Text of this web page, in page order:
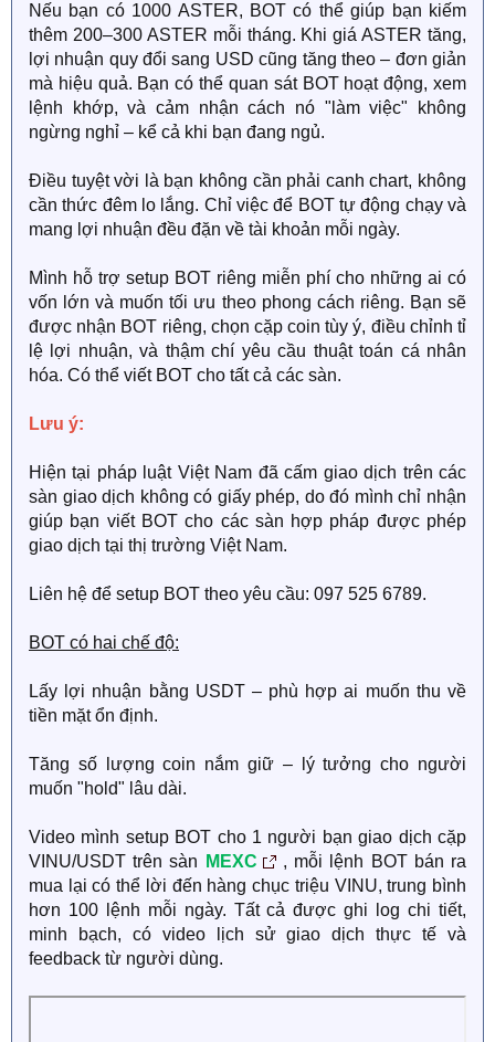
Nếu bạn có 1000 ASTER, BOT có thể giúp bạn kiếm
thêm 200–300 ASTER mỗi tháng. Khi giá ASTER tăng,
lợi nhuận quy đổi sang USD cũng tăng theo – đơn giản
mà hiệu quả. Bạn có thể quan sát BOT hoạt động, xem
lệnh khớp, và cảm nhận cách nó "làm việc" không
ngừng nghỉ – kể cả khi bạn đang ngủ.
Điều tuyệt vời là bạn không cần phải canh chart, không
cần thức đêm lo lắng. Chỉ việc để BOT tự động chạy và
mang lợi nhuận đều đặn về tài khoản mỗi ngày.
Mình hỗ trợ setup BOT riêng miễn phí cho những ai có
vốn lớn và muốn tối ưu theo phong cách riêng. Bạn sẽ
được nhận BOT riêng, chọn cặp coin tùy ý, điều chỉnh tỉ
lệ lợi nhuận, và thậm chí yêu cầu thuật toán cá nhân
hóa. Có thể viết BOT cho tất cả các sàn.
Lưu ý:
Hiện tại pháp luật Việt Nam đã cấm giao dịch trên các
sàn giao dịch không có giấy phép, do đó mình chỉ nhận
giúp bạn viết BOT cho các sàn hợp pháp được phép
giao dịch tại thị trường Việt Nam.
Liên hệ để setup BOT theo yêu cầu: 097 525 6789.
BOT có hai chế độ:
Lấy lợi nhuận bằng USDT – phù hợp ai muốn thu về
tiền mặt ổn định.
Tăng số lượng coin nắm giữ – lý tưởng cho người
muốn "hold" lâu dài.
Video mình setup BOT cho 1 người bạn giao dịch cặp
VINU/USDT trên sàn
MEXC
, mỗi lệnh BOT bán ra
mua lại có thể lời đến hàng chục triệu VINU, trung bình
hơn 100 lệnh mỗi ngày. Tất cả được ghi log chi tiết,
minh bạch, có video lịch sử giao dịch thực tế và
feedback từ người dùng.